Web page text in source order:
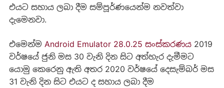
එයට සහාය ලබා දීම සම්පූර්ණයෙන්ම නවත්වා
දැමෙනවා.
එමෙන්ම Android Emulator 28.0.25 සංස්කරණය2019
වර්ෂයේ ජුනි මස 30 වැනි දින සිට අත්හැර දැමීමට
යොමු කෙරෙනු ඇති අතර 2020 වර්ෂයේ දෙසැම්බර් මස
31 වැනි දින සිට එයට ද සහාය ලබා දීම